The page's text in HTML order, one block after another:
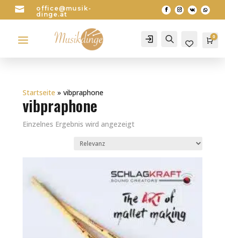

office@musik-
dinge.at
a Account Search 0
Startseite » vibpraphone
vibpraphone
Einzelnes Ergebnis wird angezeigt